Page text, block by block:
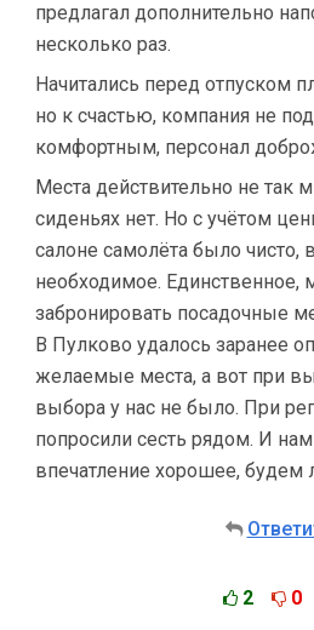
предлагал дополнительно
несколько раз.
Начитались перед отпуском
но к счастью, компания не
комфортным, персонал
Места действительно не так
сиденьях нет. Но с учётом
салоне самолёта было чисто,
необходимое. Единственное,
забронировать посадочные
В Пулково удалось заранее
желаемые места, а вот при
выбора у нас не было. При
попросили сесть рядом. И
впечатление хорошее, будем
2 0